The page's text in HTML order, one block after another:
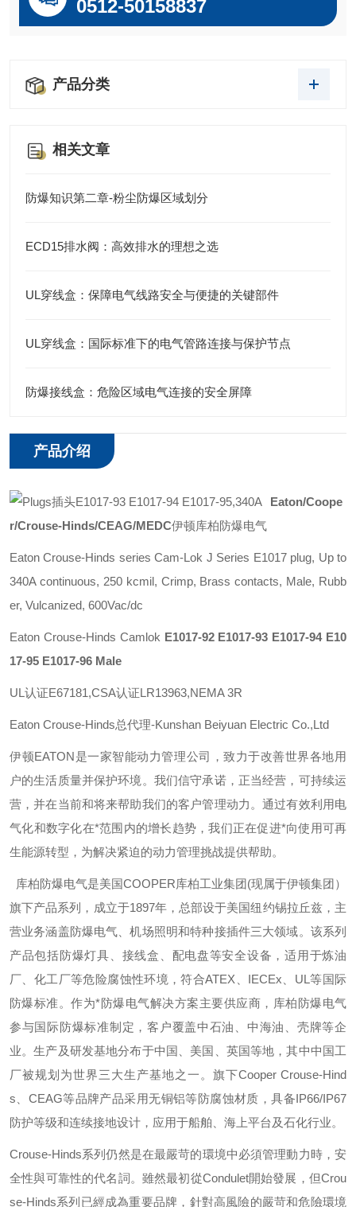
0512-50158837
产品分类
相关文章
防爆知识第二章-粉尘防爆区域划分
ECD15排水阀：高效排水的理想之选
UL穿线盒：保障电气线路安全与便捷的关键部件
UL穿线盒：国际标准下的电气管路连接与保护节点
防爆接线盒：危险区域电气连接的安全屏障
产品介绍
Eaton/Coope
r/Crouse-Hinds/CEAG/MEDC伊顿库柏防爆电气
Eaton Crouse-Hinds series Cam-Lok J Series E1017 plug, Up to
340A continuous, 250 kcmil, Crimp, Brass contacts, Male, Rubb
er, Vulcanized, 600Vac/dc
Eaton Crouse-Hinds Camlok E1017-92 E1017-93 E1017-94 E10
17-95 E1017-96 Male
UL认证E67181,CSA认证LR13963,NEMA 3R
Eaton Crouse-Hinds总代理-Kunshan Beiyuan Electric Co.,Ltd
伊顿EATON是一家智能动力管理公司，致力于改善世界各地用
户的生活质量并保护环境。我们信守承诺，正当经营，可持续运
营，并在当前和将来帮助我们的客户管理动力。通过有效利用电
气化和数字化在*范围内的增长趋势，我们正在促进*向使用可再
生能源转型，为解决紧迫的动力管理挑战提供帮助。
库柏防爆电气是美国COOPER库柏工业集团(现属于伊顿集团）
旗下产品系列，成立于1897年，总部设于美国纽约锡拉丘兹，主
营业务涵盖防爆电气、机场照明和特种接插件三大领域。该系列
产品包括防爆灯具、接线盒、配电盘等安全设备，适用于炼油
厂、化工厂等危险腐蚀性环境，符合ATEX IECEx UL 等国际
防爆标准。作为*防爆电气解决方案主要供应商，库柏防爆电气
参与国际防爆标准制定，客户覆盖中石油、中海油、壳牌等企
业。生产及研发基地分布于中国、美国、英国等地，其中中国工
厂被规划为世界三大生产基地之一。旗下Cooper Crouse-Hind
s
CEAG等品牌产品采用无铜铝等防腐蚀材质，具备IP66/IP67
防护等级和连续接地设计，应用于船舶、海上平台及石化行业。
Crouse-Hinds系列仍然是在最嚴苛的環境中必須管理動力時，安
全性與可靠性的代名詞。雖然最初從Condulet開始發展，但Crou
se-Hinds系列已經成為重要品牌，針對高風險的嚴苛和危險環境